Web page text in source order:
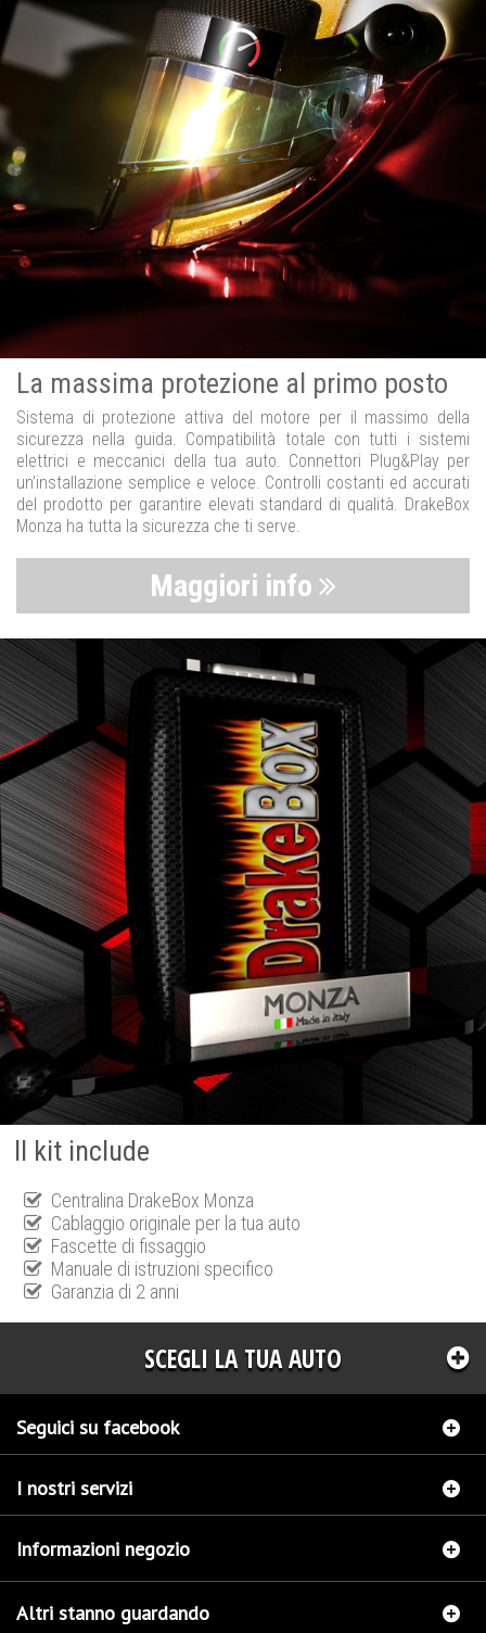
La massima protezione al primo posto
Sistema di protezione attiva del motore per il massimo della
sicurezza nella guida. Compatibilità totale con tutti i sistemi
elettrici e meccanici della tua auto. Connettori Plug&Play per
un’installazione semplice e veloce. Controlli costanti ed accurati
del prodotto per garantire elevati standard di qualità. DrakeBox
Monza ha tutta la sicurezza che ti serve.
Maggiori info
Il kit include
Centralina DrakeBox Monza
Cablaggio originale per la tua auto
Fascette di fissaggio
Manuale di istruzioni specifico
Garanzia di 2 anni
SCEGLI LA TUA AUTO
Seguici su facebook
I nostri servizi
Informazioni negozio
Altri stanno guardando